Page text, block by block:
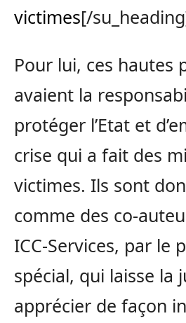
victimes[/
Pour lui, ces hautes
avaient la
protéger l’Etat et
crise qui a fait des
victimes. Ils sont
comme des co-
ICC-Services, par le
spécial, qui laisse la
apprécier de façon